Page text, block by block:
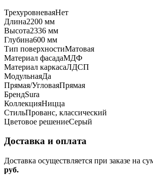
ТрехуровневаяНет
Длина2200 мм
Высота2336 мм
Глубина600 мм
Тип поверхностиМатовая
Материал фасадаМДФ
Материал каркасаЛДСП
МодульнаяДа
Прямая/УгловаяПрямая
БрендSura
КоллекцияНицца
СтильПрованс, классический
Цветовое решениеСерый
Доставка и оплата
Доставка осуществляется при заказе на
руб.